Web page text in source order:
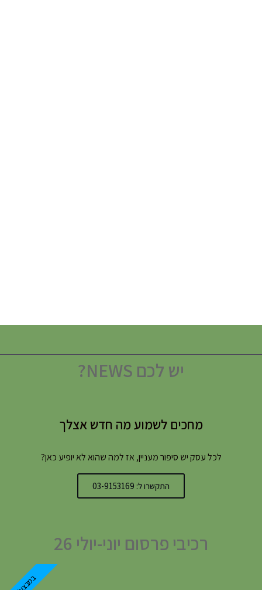
יש לכם NEWS?
מחכים לשמוע מה חדש אצלך
לכל עסק יש סיפור מעניין, אז למה שהוא לא יופיע כאן?
התקשרו ל: 03-9153169
רכיבי פרסום יוני-יולי 26
במבצע!